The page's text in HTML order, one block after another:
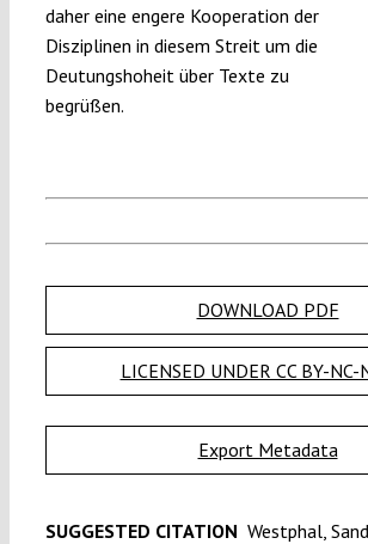
daher eine engere Kooperation der
Disziplinen in diesem Streit um die
Deutungshoheit über Texte zu
begrüßen.
DOWNLOAD PDF
LICENSED UNDER CC BY-NC-
Export Metadata
SUGGESTED CITATION Westphal,